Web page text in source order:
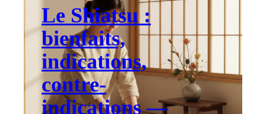
Le Shiatsu :
bienfaits,
indications,
contre-
indications —